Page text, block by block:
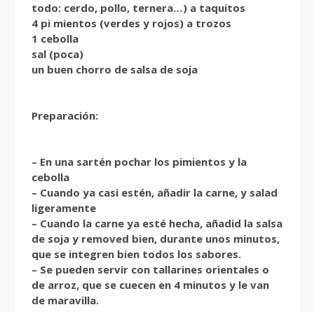
todo: cerdo, pollo, ternera…) a taquitos
4 pi mientos (verdes y rojos) a trozos
1 cebolla
sal (poca)
un buen chorro de salsa de soja
Preparación:
– En una sartén pochar los pimientos y la
cebolla
– Cuando ya casi estén, añadir la carne, y salad
ligeramente
– Cuando la carne ya esté hecha, añadid la salsa
de soja y removed bien, durante unos minutos,
que se integren bien todos los sabores.
– Se pueden servir con tallarines orientales o
de arroz, que se cuecen en 4 minutos y le van
de maravilla.